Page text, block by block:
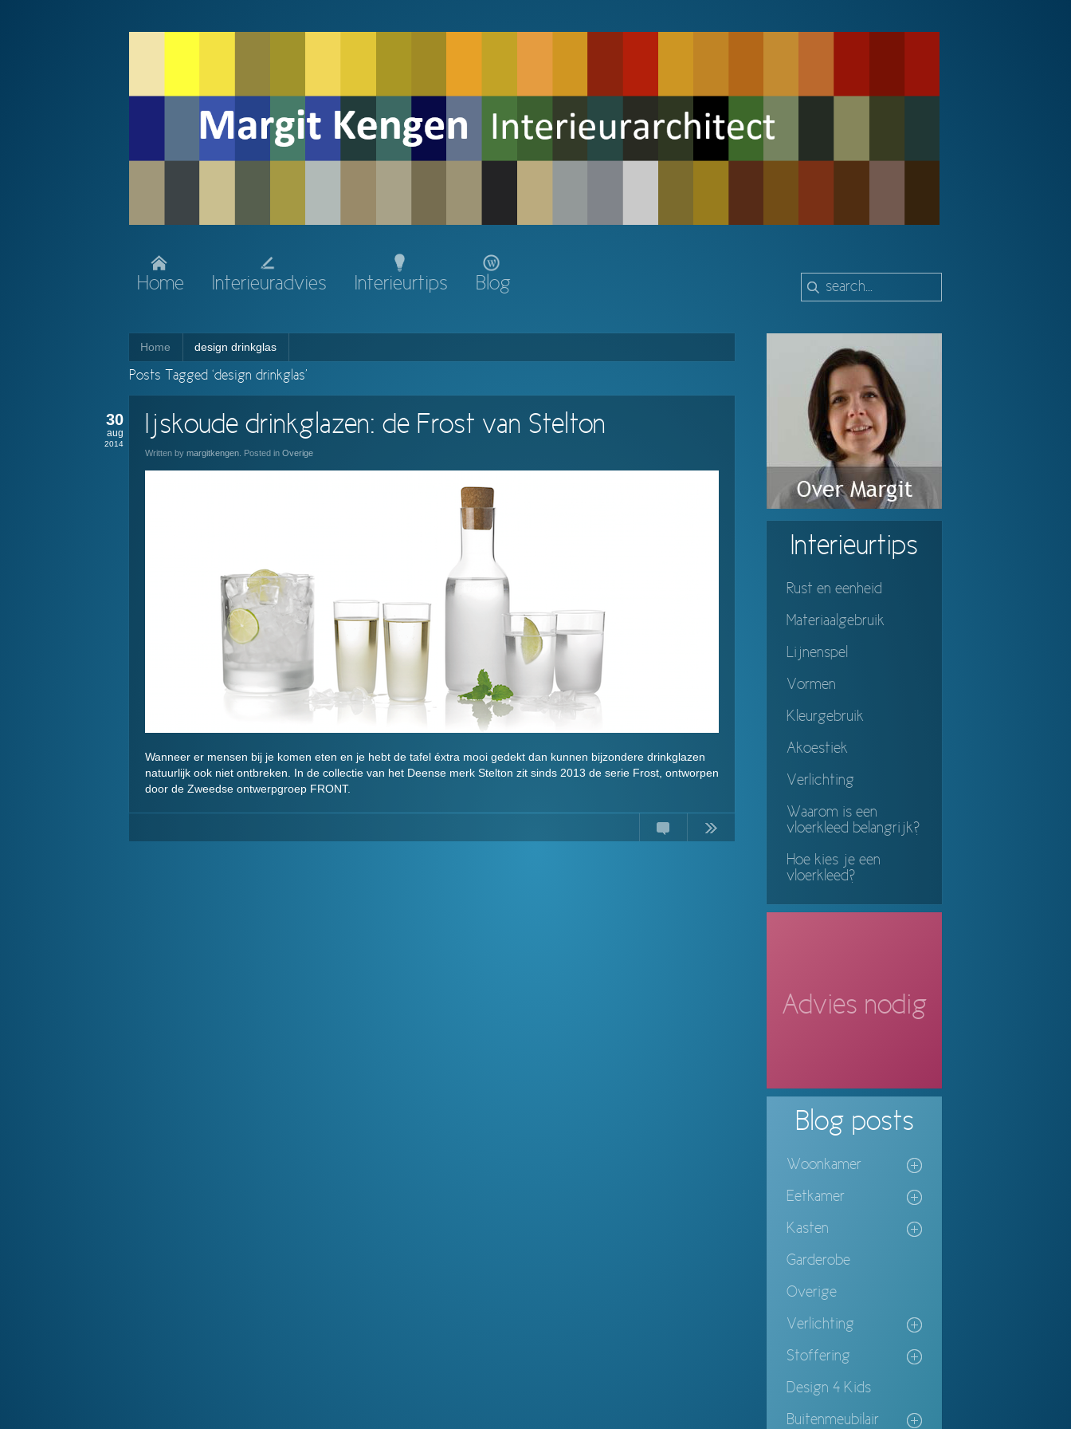
Home Interieuradvies Interieurtips Blog
Home design drinkglas
Posts Tagged ‘design drinkglas’
30
aug
2014
Ijskoude drinkglazen: de Frost van Stelton
Written by margitkengen . Posted in Overige
Wanneer er mensen bij je komen eten en je hebt de tafel éxtra mooi gedekt dan kunnen bijzondere drinkglazen
natuurlijk ook niet ontbreken. In de collectie van het Deense merk Stelton zit sinds 2013 de serie Frost, ontworpen
door de Zweedse ontwerpgroep FRONT.
Continue
Interieurtips
Rust en eenheid
Materiaalgebruik
Lijnenspel
Vormen
Kleurgebruik
Akoestiek
Verlichting
Waarom is een
vloerkleed belangrijk?
Hoe kies je een
vloerkleed?
Advies nodig
Blog posts
Woonkamer
Eetkamer
Kasten
Garderobe
Overige
Verlichting
Stoffering
Design 4 Kids
Buitenmeubilair